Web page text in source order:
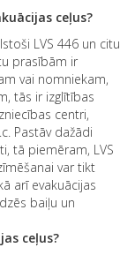
ceļus?
LVS 446 un citu
prasībām ir
vai nomniekam,
tās ir izglītības
centri,
Pastāv dažādi
tā piemēram, LVS
var tikt
arī evakuācijas
baiļu un
ceļus?